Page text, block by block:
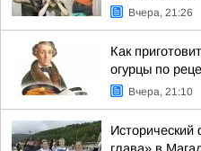
Вчера, 21:26
Как
огурцы по
Вчера, 21:10
Исторический